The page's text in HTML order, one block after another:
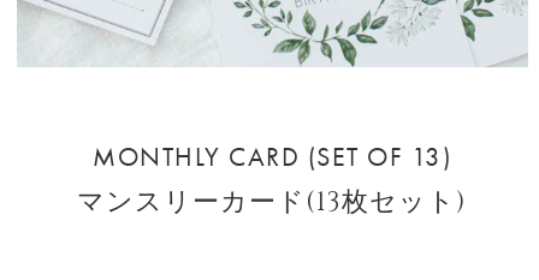
MONTHLY CARD (SET OF 13)
マンスリーカード(13枚セット)